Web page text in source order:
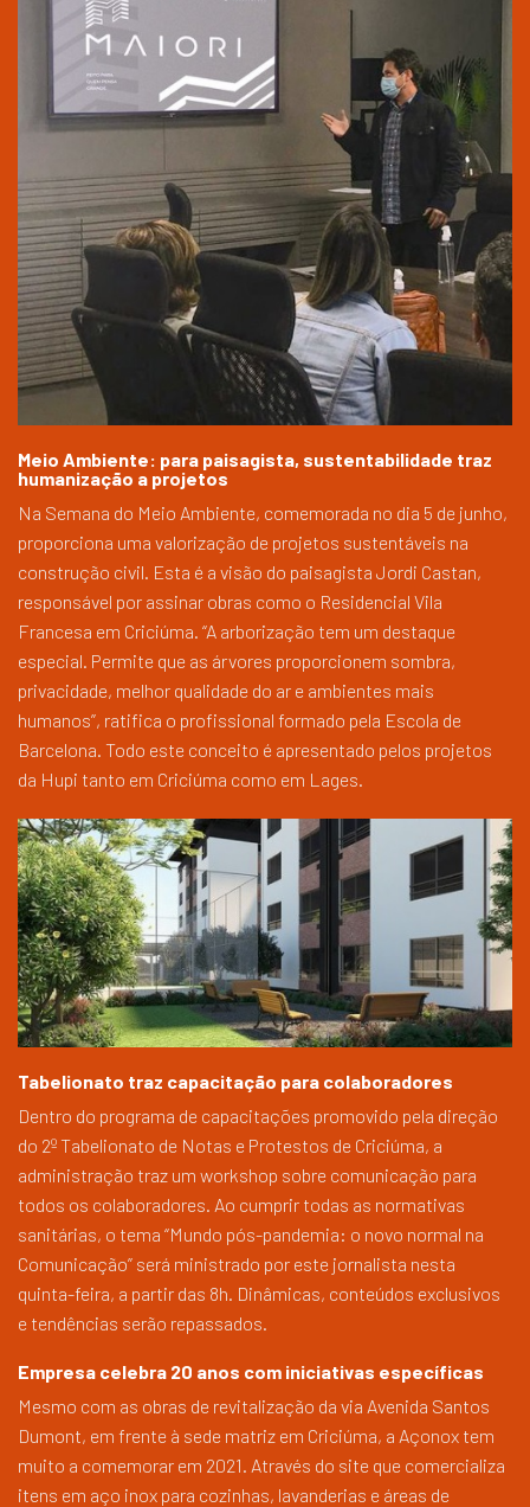
Meio Ambiente: para paisagista, sustentabilidade traz
humanização a projetos
Na Semana do Meio Ambiente, comemorada no dia 5 de junho,
proporciona uma valorização de projetos sustentáveis na
construção civil. Esta é a visão do paisagista Jordi Castan,
responsável por assinar obras como o Residencial Vila
Francesa em Criciúma. “A arborização tem um destaque
especial. Permite que as árvores proporcionem sombra,
privacidade, melhor qualidade do ar e ambientes mais
humanos”, ratifica o profissional formado pela Escola de
Barcelona. Todo este conceito é apresentado pelos projetos
da Hupi tanto em Criciúma como em Lages.
Tabelionato traz capacitação para colaboradores
Dentro do programa de capacitações promovido pela direção
do 2º Tabelionato de Notas e Protestos de Criciúma, a
administração traz um workshop sobre comunicação para
todos os colaboradores. Ao cumprir todas as normativas
sanitárias, o tema “Mundo pós-pandemia: o novo normal na
Comunicação” será ministrado por este jornalista nesta
quinta-feira, a partir das 8h. Dinâmicas, conteúdos exclusivos
e tendências serão repassados.
Empresa celebra 20 anos com iniciativas específicas
Mesmo com as obras de revitalização da via Avenida Santos
Dumont, em frente à sede matriz em Criciúma, a Açonox tem
muito a comemorar em 2021. Através do site que comercializa
itens em aço inox para cozinhas, lavanderias e áreas de